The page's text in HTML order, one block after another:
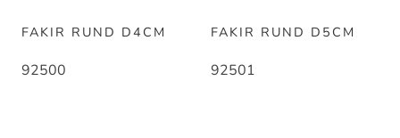
FAKIR RUND D4CM
92500
FAKIR RUND D5CM
92501